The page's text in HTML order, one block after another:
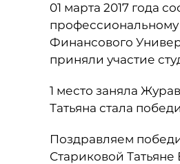
01 марта 2017 года
Финансового
приняли участие
1 место заняла
Татьяна стала
Поздравляем
Стариковой Татьяне